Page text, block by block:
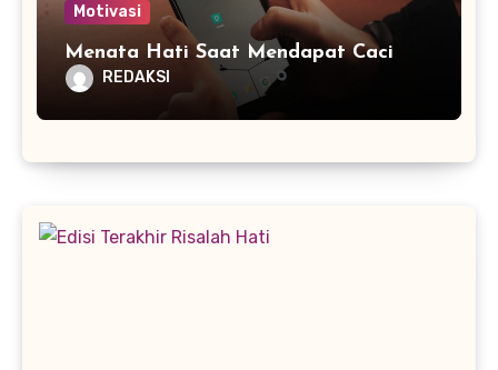
Motivasi
Menata Hati Saat Mendapat Caci
REDAKSI